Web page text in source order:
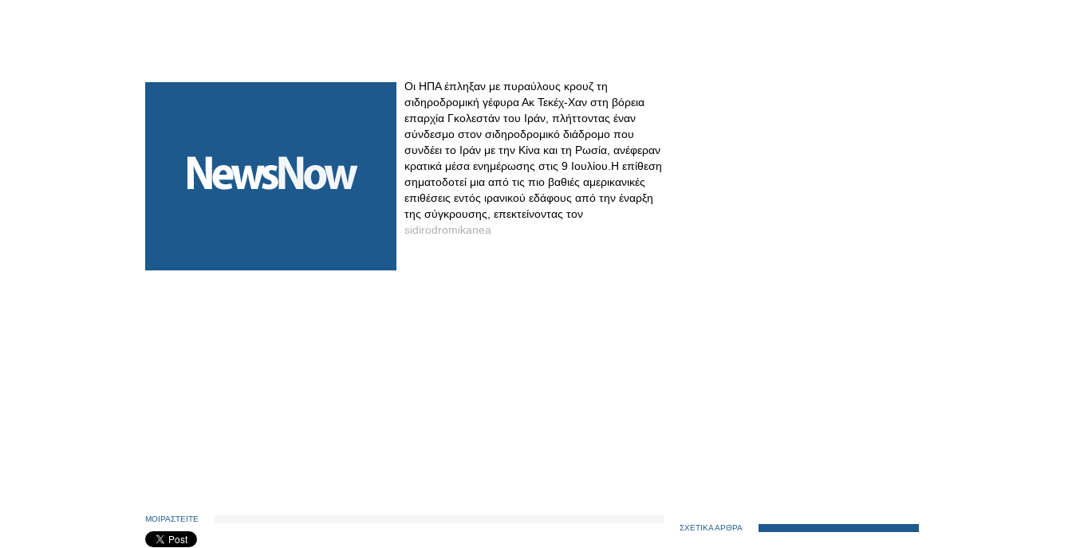
Οι ΗΠΑ έπληξαν με πυραύλους κρουζ τη
σιδηροδρομική γέφυρα Ακ Τεκέχ-Χαν στη βόρεια
επαρχία Γκολεστάν του Ιράν, πλήττοντας έναν
σύνδεσμο στον σιδηροδρομικό διάδρομο που
συνδέει το Ιράν με την Κίνα και τη Ρωσία, ανέφεραν
κρατικά μέσα ενημέρωσης στις 9 Ιουλίου.Η επίθεση
σηματοδοτεί μια από τις πιο βαθιές αμερικανικές
επιθέσεις εντός ιρανικού εδάφους από την έναρξη
της σύγκρουσης, επεκτείνοντας τον
sidirodromikanea
ΜΟΙΡΑΣΤΕΙΤΕ
ΣΧΕΤΙΚΑ ΑΡΘΡΑ